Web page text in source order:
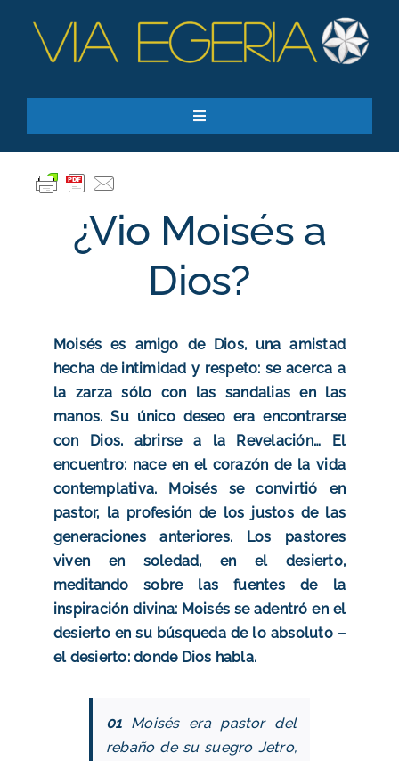
content
Toggle
Recursos
Quiero apoyar
Suscríbase a nuestro boletín
¿Vio Moisés a
Dios?
Moisés es amigo de Dios, una amistad
hecha de intimidad y respeto: se acerca a
la zarza sólo con las sandalias en las
manos. Su único deseo era encontrarse
con Dios, abrirse a la Revelación… El
encuentro: nace en el corazón de la vida
contemplativa. Moisés se convirtió en
pastor, la profesión de los justos de las
generaciones anteriores. Los pastores
viven en soledad, en el desierto,
meditando sobre las fuentes de la
inspiración divina: Moisés se adentró en el
desierto en su búsqueda de lo absoluto –
el desierto: donde Dios habla.
01Moisés era pastor del
rebaño de su suegro Jetro,